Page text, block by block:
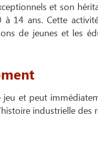
et son
à 14 ans. Cette
de jeunes et les
et peut
industrielle des